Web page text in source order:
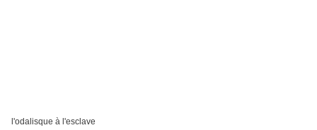
l'odalisque à l'esclave